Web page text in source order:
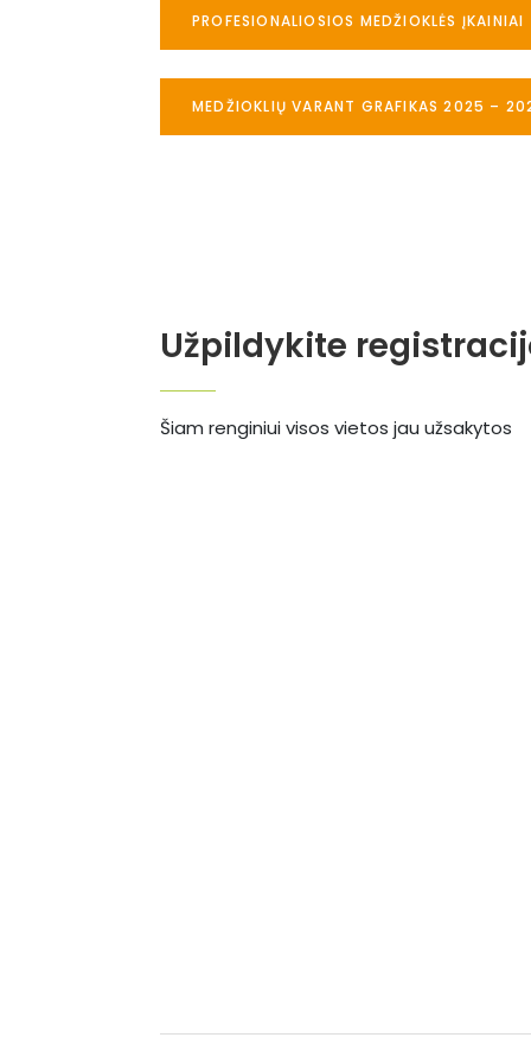
PROFESIONALIOSIOS MEDŽIOKLĖS ĮKAINIAI
MEDŽIOKLIŲ VARANT GRAFIKAS 2025 –
Užpildykite
Šiam renginiui visos vietos jau užsakytos